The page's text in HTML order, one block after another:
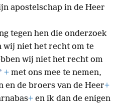
apostelschap in de Heer
tegen hen die onderzoek
wij niet het recht om te
wij niet het recht om
+ met ons mee te nemen,
en de broers van de Heer+
+ en ik dan de enigen